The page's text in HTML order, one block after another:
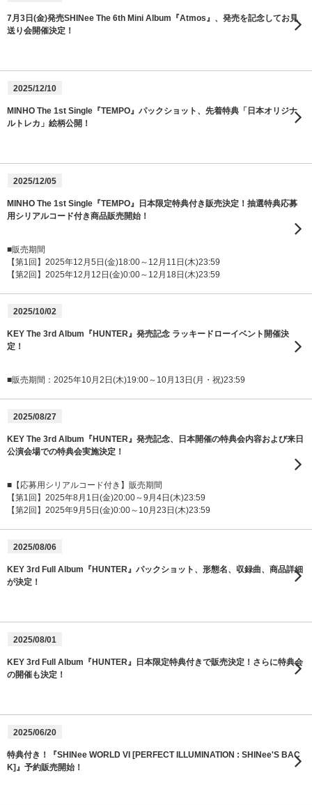
7月3日(金)発売SHINee The 6th Mini Album『Atmos』、発売を記念してお見
送り会開催決定！
2025/12/10
MINHO The 1st Single『TEMPO』パックショット、先着特典「日本オリジナ
ルトレカ」絵柄公開！
2025/12/05
MINHO The 1st Single『TEMPO』日本限定特典付き販売決定！抽選特典応募
用シリアルコード付き商品販売開始！
■販売期間
【第1回】2025年12月5日(金)18:00～12月11日(木)23:59
【第2回】2025年12月12日(金)0:00～12月18日(木)23:59
2025/10/02
KEY The 3rd Album『HUNTER』発売記念 ラッキードローイベント開催決
定！
■販売期間：2025年10月2日(木)19:00～10月13日(月・祝)23:59
2025/08/27
KEY The 3rd Album『HUNTER』発売記念、日本開催の特典会内容および来日
公演会場での特典会実施決定！
■【応募用シリアルコード付き】販売期間
【第1回】2025年8月1日(金)20:00～9月4日(木)23:59
【第2回】2025年9月5日(金)0:00～10月23日(木)23:59
2025/08/06
KEY 3rd Full Album『HUNTER』パックショット、形態名、収録曲、商品詳細
が決定！
2025/08/01
KEY 3rd Full Album『HUNTER』日本限定特典付きで販売決定！さらに特典会
の開催も決定！
2025/06/20
特典付き！『SHINee WORLD VI [PERFECT ILLUMINATION : SHINee'S BAC
K]』予約販売開始！